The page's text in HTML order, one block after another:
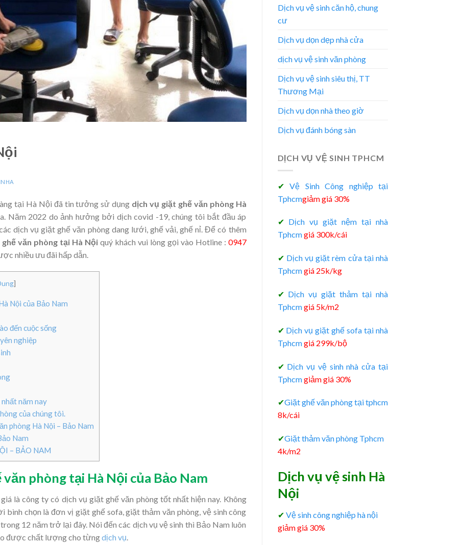
tại Hà Nội đã tin tưởng sử dụng dịch vụ giặt ghế văn phòng Hà
Năm 2022 do ảnh hưởng bởi dịch covid -19, chúng tôi bắt đầu áp
dịch vụ giặt ghế văn phòng dang lưới, ghế vải, ghế nỉ. Để có thêm
văn phòng tại Hà Nội quý khách vui lòng gọi vào Hotline : 0947
nhiều ưu đãi hấp dẫn.
]
Nội của Bảo Nam
đến cuộc sống
nghiệp
năm nay
của chúng tôi.
phòng Hà Nội – Bảo Nam
Nam
– BẢO NAM
phòng tại Hà Nội của Bảo Nam
là công ty có dịch vụ giặt ghế văn phòng tốt nhất hiện nay. Không
chọn là đơn vị giặt ghế sofa, giặt thảm văn phòng, vệ sinh công
12 năm trở lại đây. Nói đến các dịch vụ vệ sinh thì Bảo Nam luôn
được chất lượng cho từngdịch vụ.
Dịch vụ vệ sinh căn hộ, chung
cư
Dịch vụ dọn dẹp nhà cửa
dịch vụ vệ sinh văn phòng
Dịch vụ vệ sinh siêu thị, TT
Thương Mại
Dịch vụ dọn nhà theo giờ
Dịch vụ đánh bóng sàn
DỊCH VỤ VỆ SINH TPHCM
✔ Vệ Sinh Công nghiệp tại
Tphcmgiảm giá 30%
✔ Dịch vụ giặt nệm tại nhà
Tphcmgiá 300k/cái
✔ Dịch vụ giặt rèm cửa tại nhà
Tphcmgiá 25k/kg
✔ Dịch vụ giặt thảm tại nhà
Tphcmgiá 5k/m2
✔ Dịch vụ giặt ghế sofa tại nhà
Tphcmgiá 299k/bộ
✔ Dịch vụ vệ sinh nhà cửa tại
Tphcmgiảm giá 30%
✔Giặt ghế văn phòng tại tphcm
8k/cái
✔Giặt thảm văn phòng Tphcm
4k/m2
Dịch vụ vệ sinh Hà
Nội
✔ Vệ sinh công nghiệp hà nội
giảm giá 30%